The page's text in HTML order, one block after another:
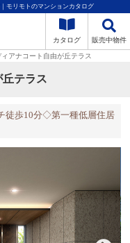
モリモトのマンションカタログ
カタログ 販売中物件
ィアナコート自由が丘テラス
テラス
徒歩10分◇第一種低層住居